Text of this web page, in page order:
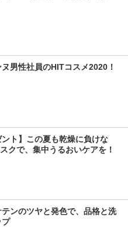
男性社員のHITコスメ2020！
ント】この夏も乾燥に負けな
クで、集中うるおいケアを！
テンのツヤと発色で、品格と洗
プ